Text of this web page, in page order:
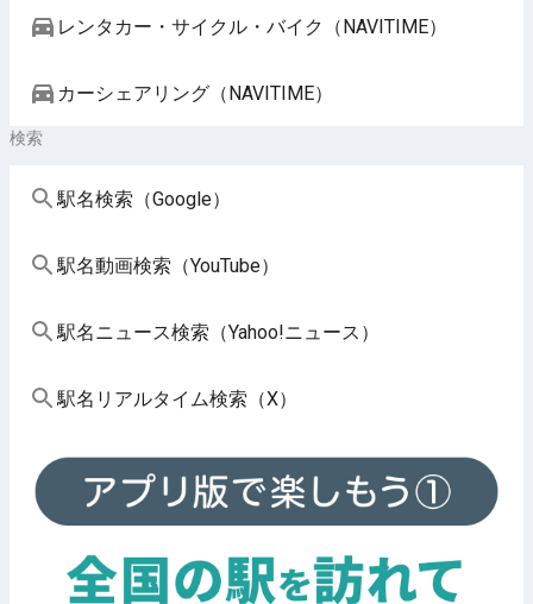
レンタカー・サイクル・バイク（NAVITIME）
カーシェアリング（NAVITIME）
検索
駅名検索（Google）
駅名動画検索（YouTube）
駅名ニュース検索（Yahoo!ニュース）
駅名リアルタイム検索（X）